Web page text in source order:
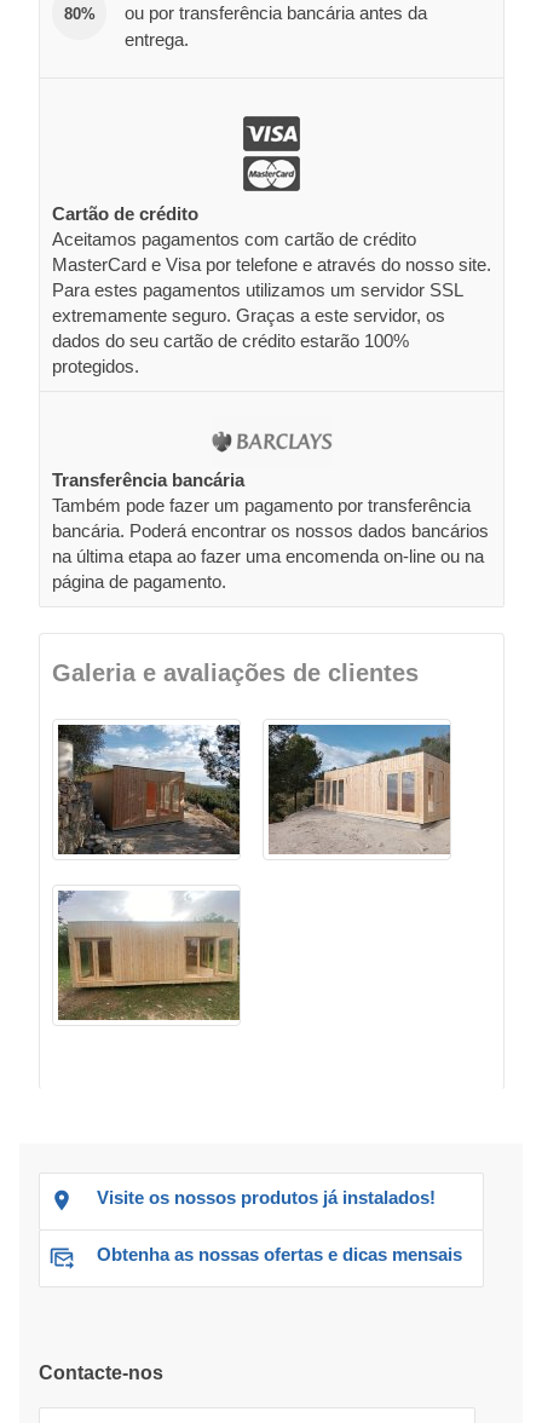
80%
ou por transferência bancária antes da
entrega.
Cartão de crédito
Aceitamos pagamentos com cartão de crédito
MasterCard e Visa por telefone e através do nosso site.
Para estes pagamentos utilizamos um servidor SSL
extremamente seguro. Graças a este servidor, os
dados do seu cartão de crédito estarão 100%
protegidos.
Transferência bancária
Também pode fazer um pagamento por transferência
bancária. Poderá encontrar os nossos dados bancários
na última etapa ao fazer uma encomenda on-line ou na
página de pagamento.
Galeria e avaliações de clientes
Visite os nossos produtos já instalados!
Obtenha as nossas ofertas e dicas mensais
Contacte-nos